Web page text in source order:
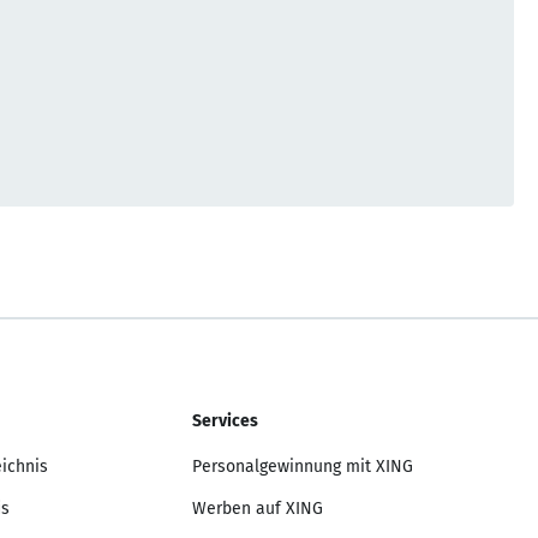
Services
Personalgewinnung mit XING
Werben auf XING